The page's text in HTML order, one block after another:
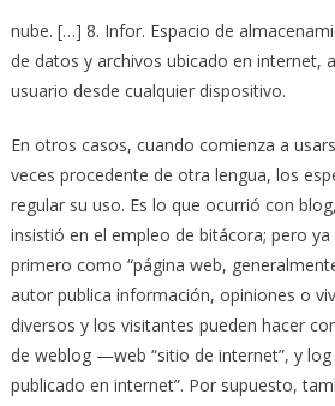
nube. […] 8. Infor. Espacio de
de datos y archivos ubicado en internet,
usuario desde cualquier dispositivo.
En otros casos, cuando comienza a
veces procedente de otra lengua, los
regular su uso. Es lo que ocurrió con
insistió en el empleo de bitácora; pero
primero como “página web,
autor publica información, opiniones o
diversos y los visitantes pueden hacer
de weblog —web “sitio de internet”, y log
publicado en internet”. Por supuesto,